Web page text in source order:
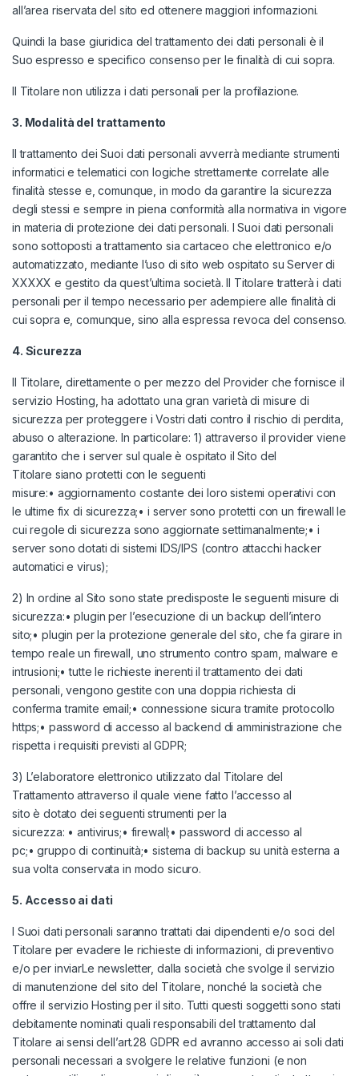
all’area riservata del sito ed ottenere maggiori informazioni.
Quindi la base giuridica del trattamento dei dati personali è il
Suo espresso e specifico consenso per le finalità di cui sopra.
Il Titolare non utilizza i dati personali per la profilazione.
3. Modalità del trattamento
Il trattamento dei Suoi dati personali avverrà mediante strumenti
informatici e telematici con logiche strettamente correlate alle
finalità stesse e, comunque, in modo da garantire la sicurezza
degli stessi e sempre in piena conformità alla normativa in vigore
in materia di protezione dei dati personali. I Suoi dati personali
sono sottoposti a trattamento sia cartaceo che elettronico e/o
automatizzato, mediante l’uso di sito web ospitato su Server di
XXXXX e gestito da quest’ultima società. Il Titolare tratterà i dati
personali per il tempo necessario per adempiere alle finalità di
cui sopra e, comunque, sino alla espressa revoca del consenso.
4. Sicurezza
Il Titolare, direttamente o per mezzo del Provider che fornisce il
servizio Hosting, ha adottato una gran varietà di misure di
sicurezza per proteggere i Vostri dati contro il rischio di perdita,
abuso o alterazione. In particolare: 1) attraverso il provider viene
garantito che i server sul quale è ospitato il Sito del
Titolare siano protetti con le seguenti
misure:• aggiornamento costante dei loro sistemi operativi con
le ultime fix di sicurezza;• i server sono protetti con un firewall le
cui regole di sicurezza sono aggiornate settimanalmente;• i
server sono dotati di sistemi IDS/IPS (contro attacchi hacker
automatici e virus);
2) In ordine al Sito sono state predisposte le seguenti misure di
sicurezza:• plugin per l’esecuzione di un backup dell’intero
sito;• plugin per la protezione generale del sito, che fa girare in
tempo reale un firewall, uno strumento contro spam, malware e
intrusioni;• tutte le richieste inerenti il trattamento dei dati
personali, vengono gestite con una doppia richiesta di
conferma tramite email;• connessione sicura tramite protocollo
https;• password di accesso al backend di amministrazione che
rispetta i requisiti previsti al GDPR;
3) L’elaboratore elettronico utilizzato dal Titolare del
Trattamento attraverso il quale viene fatto l’accesso al
sito è dotato dei seguenti strumenti per la
sicurezza: • antivirus;• firewall;• password di accesso al
pc;• gruppo di continuità;• sistema di backup su unità esterna a
sua volta conservata in modo sicuro.
5. Accesso ai dati
I Suoi dati personali saranno trattati dai dipendenti e/o soci del
Titolare per evadere le richieste di informazioni, di preventivo
e/o per inviarLe newsletter, dalla società che svolge il servizio
di manutenzione del sito del Titolare, nonché la società che
offre il servizio Hosting per il sito. Tutti questi soggetti sono stati
debitamente nominati quali responsabili del trattamento dal
Titolare ai sensi dell’art.28 GDPR ed avranno accesso ai soli dati
personali necessari a svolgere le relative funzioni (e non